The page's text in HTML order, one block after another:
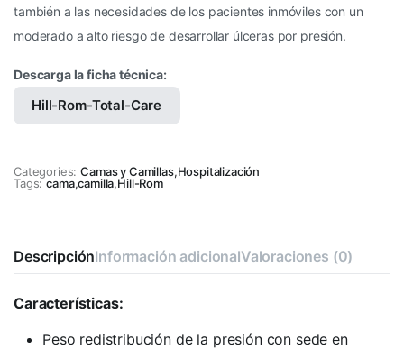
también a las necesidades de los pacientes inmóviles con un
moderado a alto riesgo de desarrollar úlceras por presión.
Descarga la ficha técnica:
Hill-Rom-Total-Care
Categories: Camas y Camillas,Hospitalización
Tags: cama,camilla,Hill-Rom
DescripciónInformación adicionalValoraciones (0)
Características:
Peso redistribución de la presión con sede en